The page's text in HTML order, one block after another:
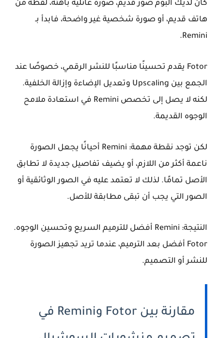
كان لديك ألبوم صور قديم، صورة عائلية باهتة، لقطة من
هاتف قديم، أو صورة شخصية غير واضحة، فابدأ بـ
Remini.
Fotor يقدم تحسينًا مناسبًا للنشر الرقمي، خصوصًا عند
الجمع بين Upscaling وتعديل الإضاءة وإزالة الخلفية.
لكنه لا يصل إلى تخصص Remini في استعادة ملامح
الوجوه القديمة.
لكن توجد نقطة مهمة: Remini أحيانًا يجعل الصورة
ناعمة أكثر من اللازم، أو يضيف تفاصيل جديدة لا تطابق
الأصل تمامًا. لذلك لا تعتمد عليه في الصور الوثائقية أو
الصور التي يجب أن تبقى مطابقة للأصل.
النتيجة:
Remini أفضل للترميم السريع وتحسين الوجوه.
Fotor أفضل بعد الترميم، عندما تريد تجهيز الصورة
للنشر أو التصميم.
مقارنة بين Fotor وRemini في